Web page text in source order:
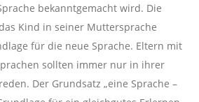
bekanntgemacht wird. Die
Kind in seiner Muttersprache
für die neue Sprache. Eltern mit
sollten immer nur in ihrer
Der Grundsatz „eine Sprache –